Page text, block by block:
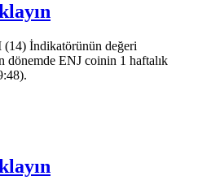
İndikatörünün değeri
dönemde ENJ coinin 1 haftalık